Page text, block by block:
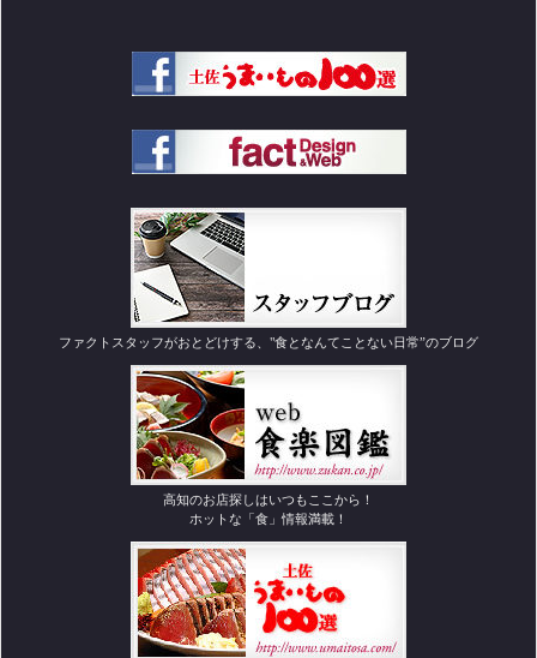
ファクトスタッフがおとどけする、"食となんてことない日常”のブログ
高知のお店探しはいつもここから！
ホットな「食」情報満載！